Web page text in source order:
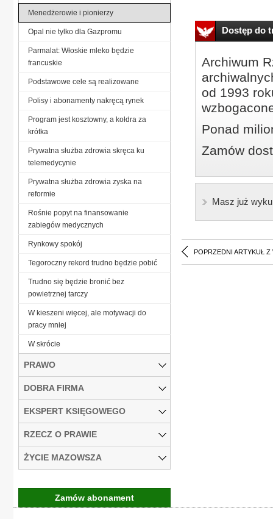
Dostęp do
Archiwum
od 1993
Ponad
Zamów
Masz już
POPRZEDNI ARTYKUŁ Z
Menedżerowie i pionierzy
Opal nie tylko dla Gazpromu
Parmalat: Włoskie mleko będzie
francuskie
Podstawowe cele są realizowane
Polisy i abonamenty nakręcą rynek
Program jest kosztowny, a kołdra za
krótka
Prywatna służba zdrowia skręca ku
telemedycynie
Prywatna służba zdrowia zyska na
reformie
Rośnie popyt na finansowanie
zabiegów medycznych
Rynkowy spokój
Tegoroczny rekord trudno będzie pobić
Trudno się będzie bronić bez
powietrznej tarczy
W kieszeni więcej, ale motywacji do
pracy mniej
W skrócie
PRAWO
DOBRA FIRMA
EKSPERT KSIĘGOWEGO
RZECZ O PRAWIE
ŻYCIE MAZOWSZA
Zamów abonament